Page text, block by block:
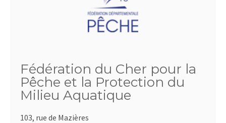
Fédération du Cher pour la
Pêche et la Protection du
Milieu Aquatique
103, rue de Mazières